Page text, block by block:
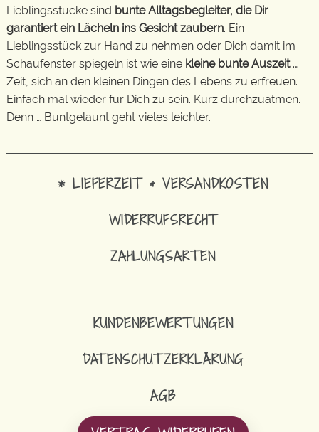
Lieblingsstücke sind bunte Alltagsbegleiter, die Dir
garantiert ein Lächeln ins Gesicht zaubern. Ein
Lieblingsstück zur Hand zu nehmen oder Dich damit im
Schaufenster spiegeln ist wie eine kleine bunte Auszeit…
Zeit, sich an den kleinen Dingen des Lebens zu erfreuen.
Einfach mal wieder für Dich zu sein. Kurz durchzuatmen.
Denn … Buntgelaunt geht vieles leichter.
* LIEFERZEIT & VERSANDKOSTEN
WIDERRUFSRECHT
ZAHLUNGSARTEN
KUNDENBEWERTUNGEN
DATENSCHUTZERKLÄRUNG
AGB